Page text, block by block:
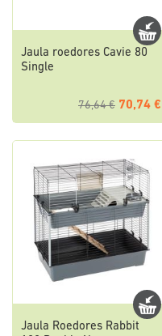
Jaula roedores Cavie 80
Single
76,64 € 70,74 €
Jaula Roedores Rabbit